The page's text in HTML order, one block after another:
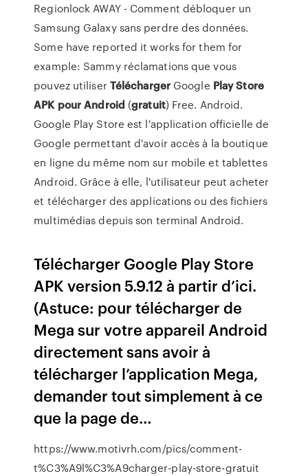
Regionlock AWAY - Comment débloquer un
Samsung Galaxy sans perdre des données.
Some have reported it works for them for
example: Sammy réclamations que vous
pouvez utiliserTéléchargerGoogle PlayStore
APK pour Android (gratuit) Free. Android.
Google Play Store est l'application officielle de
Google permettant d'avoir accès à la boutique
en ligne du même nom sur mobile et tablettes
Android. Grâce à elle, l'utilisateur peut acheter
et télécharger des applications ou des fichiers
multimédias depuis son terminal Android.
Télécharger Google Play Store
APK version 5.9.12 à partir d’ici.
(Astuce: pour télécharger de
Mega sur votre appareil Android
directement sans avoir à
télécharger l’application Mega,
demander tout simplement à ce
que la page de…
https://www.motivrh.com/pics/comment-
t%C3%A9l%C3%A9charger-play-store-gratuit